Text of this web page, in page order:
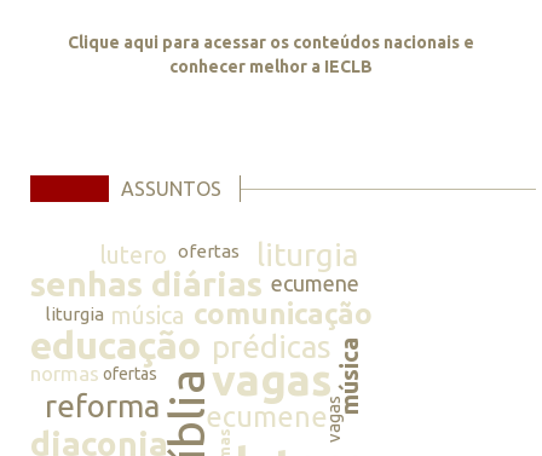
Clique aqui para acessar os conteúdos nacionais e
conhecer melhor a IECLB
ASSUNTOS
lutero ofertas liturgia
senhas diárias ecumene
liturgia música comunicação
educação prédicasmúsica
normas ofertasbíbliavagas
reforma
diaconia
ecumenevagas